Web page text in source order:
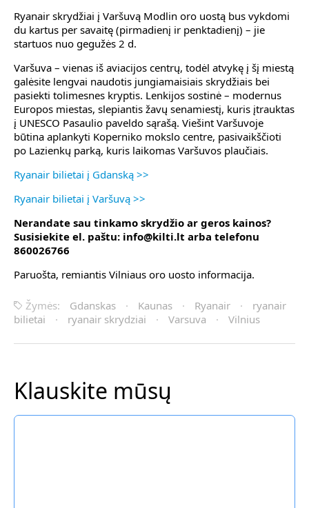
Ryanair skrydžiai į Varšuvą Modlin oro uostą bus vykdomi
du kartus per savaitę (pirmadienį ir penktadienį) – jie
startuos nuo gegužės 2 d.
Varšuva – vienas iš aviacijos centrų, todėl atvykę į šį miestą
galėsite lengvai naudotis jungiamaisiais skrydžiais bei
pasiekti tolimesnes kryptis. Lenkijos sostinė – modernus
Europos miestas, slepiantis žavų senamiestį, kuris įtrauktas
į UNESCO Pasaulio paveldo sąrašą. Viešint Varšuvoje
būtina aplankyti Koperniko mokslo centre, pasivaikščioti
po Lazienkų parką, kuris laikomas Varšuvos plaučiais.
Ryanair bilietai į Gdanską >>
Ryanair bilietai į Varšuvą >>
Nerandate sau tinkamo skrydžio ar geros kainos?
Susisiekite el. paštu: info@kilti.lt arba telefonu
860026766
Paruošta, remiantis Vilniaus oro uosto informacija.
Žymės: Gdanskas · Kaunas · Ryanair ·
ryanair
bilietai
· ryanair skrydziai · Varsuva · Vilnius
Klauskite mūsų